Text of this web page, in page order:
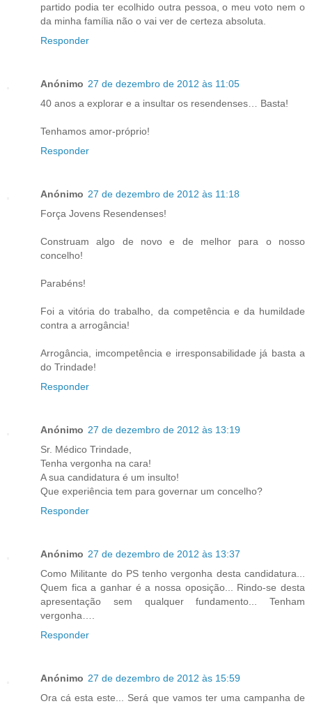
partido podia ter ecolhido outra pessoa, o meu voto nem o
da minha família não o vai ver de certeza absoluta.
Responder
Anónimo 27 de dezembro de 2012 às 11:05
40 anos a explorar e a insultar os resendenses… Basta!
Tenhamos amor-próprio!
Responder
Anónimo 27 de dezembro de 2012 às 11:18
Força Jovens Resendenses!
Construam algo de novo e de melhor para o nosso
concelho!
Parabéns!
Foi a vitória do trabalho, da competência e da humildade
contra a arrogância!
Arrogância, imcompetência e irresponsabilidade já basta a
do Trindade!
Responder
Anónimo 27 de dezembro de 2012 às 13:19
Sr. Médico Trindade,
Tenha vergonha na cara!
A sua candidatura é um insulto!
Que experiência tem para governar um concelho?
Responder
Anónimo 27 de dezembro de 2012 às 13:37
Como Militante do PS tenho vergonha desta candidatura...
Quem fica a ganhar é a nossa oposição... Rindo-se desta
apresentação sem qualquer fundamento... Tenham
vergonha….
Responder
Anónimo 27 de dezembro de 2012 às 15:59
Ora cá esta este... Será que vamos ter uma campanha de